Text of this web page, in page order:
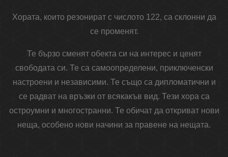
Хората, които резонират с числото 122, са склонни да
се променят.
Те бързо сменят обекта си на интерес и ценят
свободата си. Те са самоопределени, приключенски
настроени и независими. Те също са дипломатични и
се радват на връзки от всякакъв вид. Тези хора са
остроумни и многостранни. Те обичат да откриват нови
неща, особено нови начини за правене на нещата.